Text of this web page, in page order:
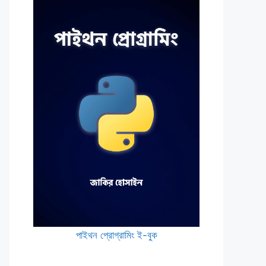
পাইথন প্রোগ্রামিং ই-বুক